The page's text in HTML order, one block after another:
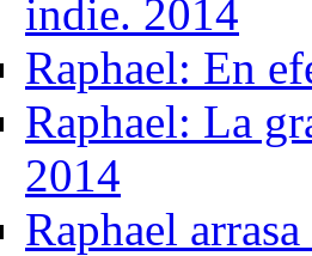
indie. 2014
Raphael: En
Raphael: La
2014
Raphael